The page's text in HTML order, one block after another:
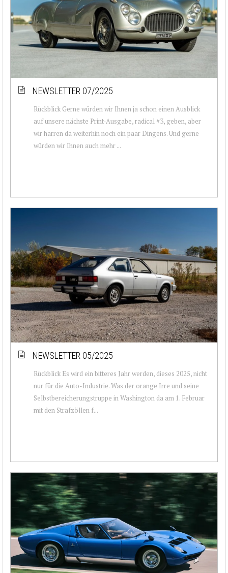
NEWSLETTER 07/2025
Rückblick Gerne würden wir Ihnen ja schon einen Ausblick
auf unsere nächste Print-Ausgabe, radical #3, geben, aber
wir harren da weiterhin noch ein paar Dingens. Und gerne
würden wir Ihnen auch mehr ...
NEWSLETTER 05/2025
Rückblick Es wird ein bitteres Jahr werden, dieses 2025, nicht
nur für die Auto-Industrie. Was der orange Irre und seine
Selbstbereicherungstruppe in Washington da am 1. Februar
mit den Strafzöllen f...